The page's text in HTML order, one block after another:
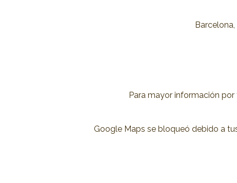
Barcelona,
Para mayor información
Google Maps se bloqueó debido a